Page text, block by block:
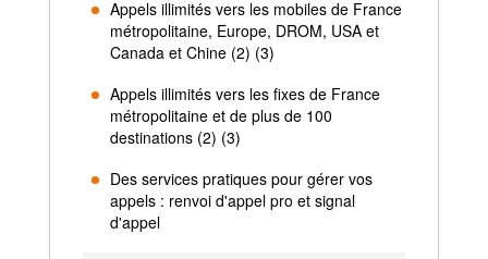
Appels illimités vers les mobiles de France
métropolitaine, Europe, DROM, USA et
Canada et Chine (2) (3)
Appels illimités vers les fixes de France
métropolitaine et de plus de 100
destinations (2) (3)
Des services pratiques pour gérer vos
appels : renvoi d'appel pro et signal
d'appel